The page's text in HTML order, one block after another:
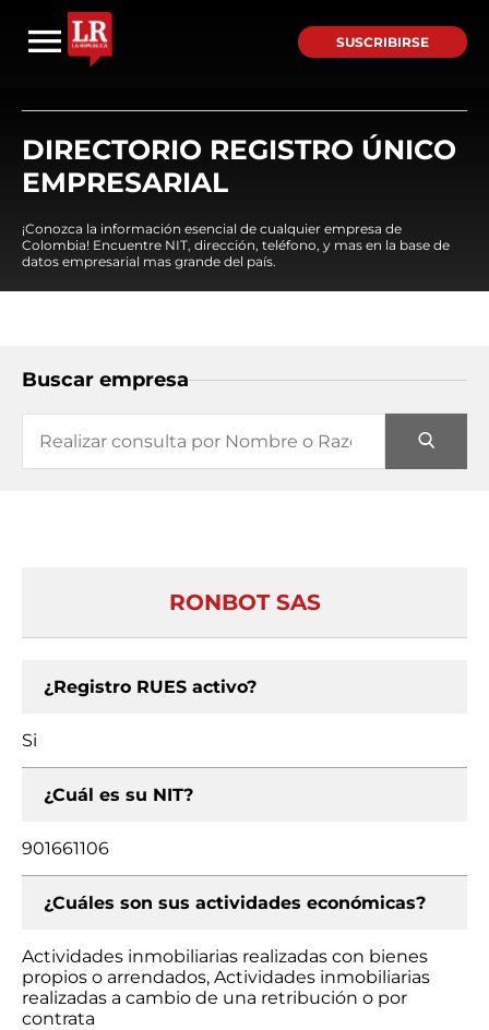
SUSCRIBIRSE
DIRECTORIO REGISTRO ÚNICO
EMPRESARIAL
¡Conozca la información esencial de cualquier empresa de
Colombia! Encuentre NIT, dirección, teléfono, y mas en la base de
datos empresarial mas grande del país.
Buscar empresa
RONBOT SAS
¿Registro RUES activo?
Si
¿Cuál es su NIT?
901661106
¿Cuáles son sus actividades económicas?
Actividades inmobiliarias realizadas con bienes
propios o arrendados, Actividades inmobiliarias
realizadas a cambio de una retribución o por
contrata